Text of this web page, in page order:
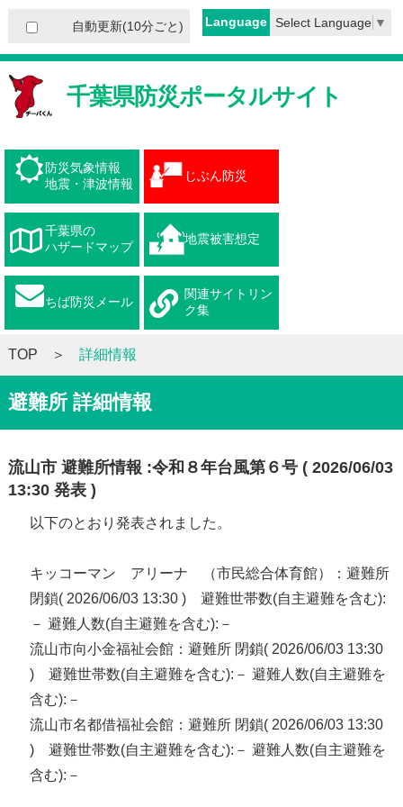
自動更新(10分ごと) Language Select Language ▼
千葉県防災ポータルサイト
防災気象情報
地震・津波情報
じぶん防災
千葉県の
ハザードマップ
地震被害想定
ちば防災メール
関連サイトリン
ク集
TOP 詳細情報
避難所 詳細情報
流山市 避難所情報 :令和８年台風第６号 ( 2026/06/03
13:30 発表 )
以下のとおり発表されました。
キッコーマン アリーナ （市民総合体育館）：避難所
閉鎖( 2026/06/03 13:30 ) 避難世帯数(自主避難を含む):
－ 避難人数(自主避難を含む):－
流山市向小金福祉会館：避難所 閉鎖( 2026/06/03 13:30
) 避難世帯数(自主避難を含む):－ 避難人数(自主避難を
含む):－
流山市名都借福祉会館：避難所 閉鎖( 2026/06/03 13:30
) 避難世帯数(自主避難を含む):－ 避難人数(自主避難を
含む):－